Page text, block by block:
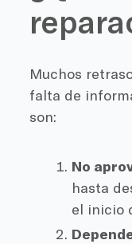
Muchos
falta de
son:
No
hasta
el inicio